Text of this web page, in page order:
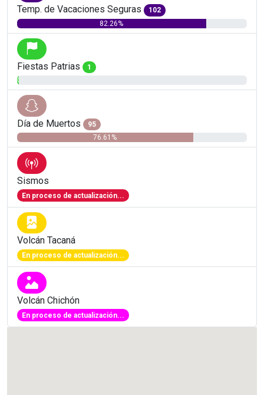
Temp. de Vacaciones Seguras
102
82.26%
Fiestas Patrias
1
0.81%
Día de Muertos
95
76.61%
Sismos
En proceso de actualización...
Volcán Tacaná
En proceso de actualización...
Volcán Chichón
En proceso de actualización...